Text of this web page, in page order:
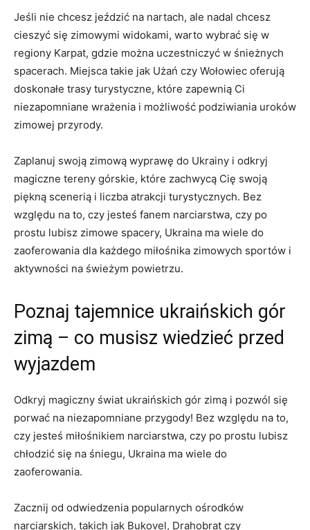
Jeśli nie chcesz jeździć ‌na nartach, ale nadal chcesz​
cieszyć się zimowymi ​widokami, warto wybrać się w
regiony Karpat, gdzie ⁤można uczestniczyć w śnieżnych
spacerach. Miejsca⁤ takie jak Użań czy Wołowiec oferują
doskonałe trasy turystyczne,‌ które zapewnią Ci
niezapomniane wrażenia i możliwość podziwiania uroków
zimowej przyrody.
Zaplanuj swoją zimową wyprawę do Ukrainy i odkryj
magiczne tereny górskie, które zachwycą Cię swoją
piękną scenerią i liczba ​atrakcji turystycznych. Bez
‍względu na to, czy jesteś fanem narciarstwa, czy po
prostu lubisz​ zimowe spacery, Ukraina ma wiele do
zaoferowania dla każdego miłośnika zimowych sportów i
aktywności na świeżym‍ powietrzu.
Poznaj tajemnice ukraińskich⁣ gór
zimą – co musisz wiedzieć przed
wyjazdem
Odkryj magiczny‍ świat ‍ukraińskich gór​ zimą i pozwól ‌się
porwać na niezapomniane‍ przygody! Bez względu na to,
czy jesteś miłośnikiem narciarstwa, czy po prostu lubisz
chłodzić się ⁤na śniegu, Ukraina ma wiele do
zaoferowania.
Zacznij od‍ odwiedzenia popularnych ‌ośrodków
narciarskich, takich ‌jak Bukovel, Drahobrat czy